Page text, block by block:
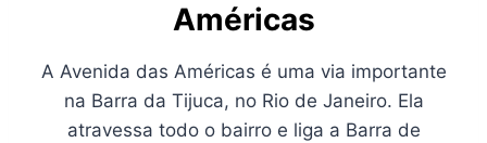
Américas
A Avenida das Américas é uma via importante
na Barra da Tijuca, no Rio de Janeiro. Ela
atravessa todo o bairro e liga a Barra de